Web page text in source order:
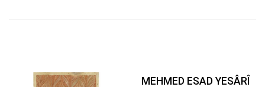
MEHMED ESAD YESÂRÎ